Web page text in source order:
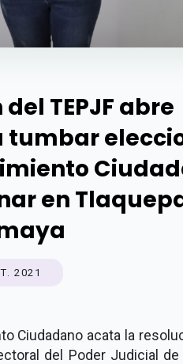
TEPJF abre
tumbar
en
2021
Ciudadano acata la
del Poder Judicial de